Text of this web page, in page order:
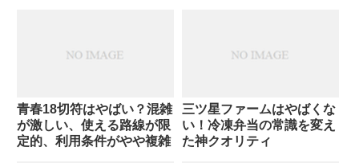
青春18切符はやばい？混雑
が激しい、使える路線が限
定的、利用条件がやや複雑
三ツ星ファームはやばくな
い！冷凍弁当の常識を変え
た神クオリティ